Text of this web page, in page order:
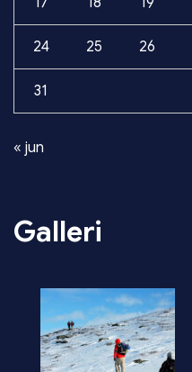
24 25 26
31
« jun
Galleri